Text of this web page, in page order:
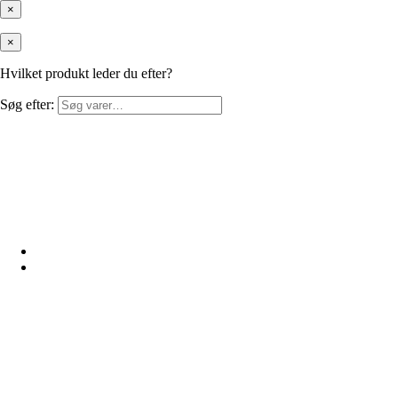
×
×
Hvilket produkt leder du efter?
Søg efter: